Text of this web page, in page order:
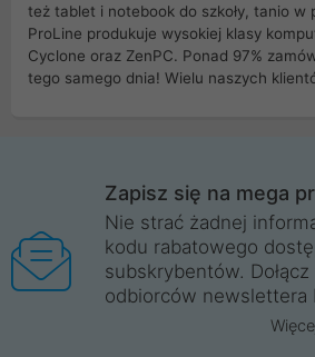
też tablet i notebook do szkoły, tanio w
ProLine produkuje wysokiej klasy
Cyclone oraz ZenPC. Ponad 97%
tego samego dnia! Wielu naszych
Wrocław, Poznań, Legnica, Katowice,
Trzebnica, Opole. Szybka i profesjonalna
ProLine to polska firma ze 100% polskim
legalnie i płacimy podatki w naszym
główną w Mirkowie oraz salony na
komunikacja ze sklepem
Zapisz się na mega
Nie strać żadnej
kodu rabatowego
subskrybentów.
odbiorców newslettera